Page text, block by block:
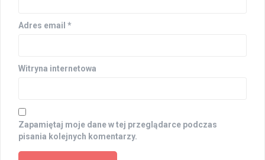
Adres email *
Witryna internetowa
Zapamiętaj moje dane w tej przeglądarce podczas
pisania kolejnych komentarzy.